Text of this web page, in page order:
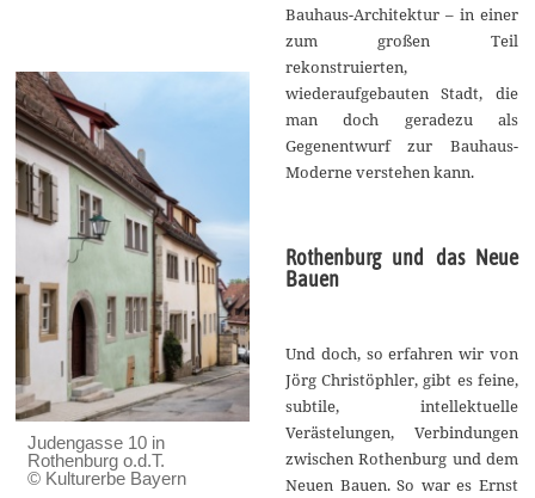
Judengasse 10 in
Rothenburg o.d.T.
© Kulturerbe Bayern
Bauhaus-Architektur – in einer
zum großen Teil
rekonstruierten,
wiederaufgebauten Stadt, die
man doch geradezu als
Gegenentwurf zur Bauhaus-
Moderne verstehen kann.
Rothenburg und das Neue
Bauen
Und doch, so erfahren wir von
Jörg Christöphler, gibt es feine,
subtile, intellektuelle
Verästelungen, Verbindungen
zwischen Rothenburg und dem
Neuen Bauen. So war es Ernst